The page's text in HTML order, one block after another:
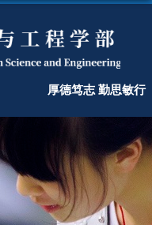
厚德笃志 勤思敏行